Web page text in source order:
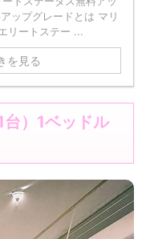
ップグレードとは マリ
リートステー ...
を見る
）1ベッドル